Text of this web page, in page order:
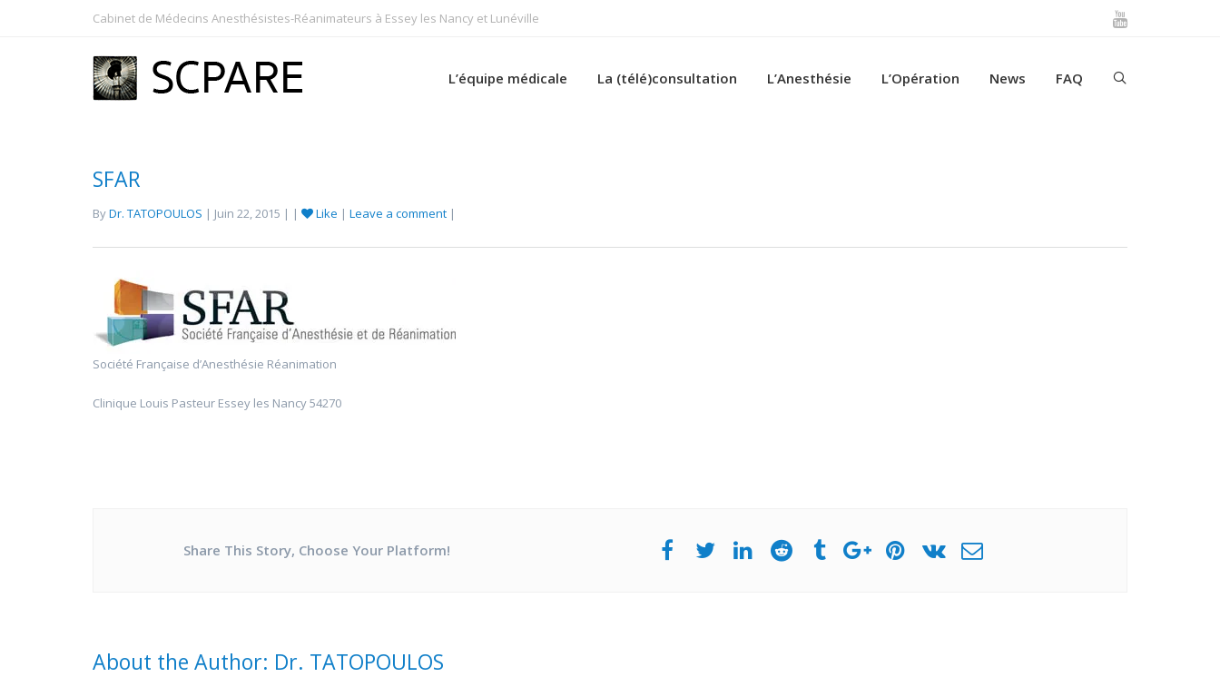
Cabinet de Médecins Anesthésistes-Réanimateurs à Essey les Nancy et Lunéville
L’équipe médicale La (télé)consultation L’Anesthésie L’Opération News FAQ
SFAR
ByDr. TATOPOULOS | Juin 22, 2015 | | Like | Leave a comment |
Société Française d’Anesthésie Réanimation
Clinique Louis Pasteur Essey les Nancy 54270
Share This Story, Choose Your Platform!
About the Author: Dr. TATOPOULOS